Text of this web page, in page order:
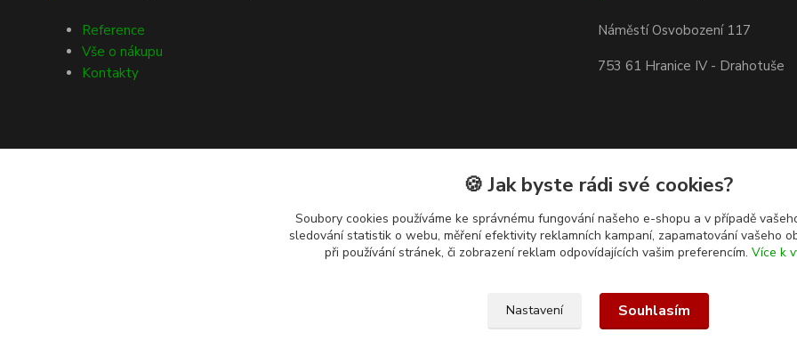
Reference
Vše o nákupu
Kontakty
Náměstí Osvobození 117
753 61 Hranice IV - Drahotuše
🍪 Jak byste rádi své cookies?
Soubory cookies používáme ke správnému fungování našeho e-shopu a v případě
sledování statistik o webu, měření efektivity reklamních kampaní, zapamatování vašeho
při používání stránek, či zobrazení reklam odpovídajících vašim preferencím. Více k
Nastavení Souhlasím